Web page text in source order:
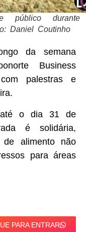
público
Daniel Coutinho
da semana
Business
palestras e
até o dia 31 de
é solidária,
alimento não
para áreas
PARA ENTRAR